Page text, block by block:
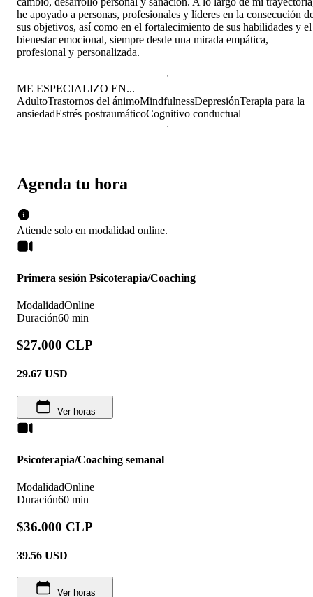
Agenda tu hora
Atiende solo en modalidad online.
Primera sesión Psicoterapia/Coaching
ModalidadOnline
Duración60 min
$27.000 CLP
29.67 USD
Ver horas
Psicoterapia/Coaching semanal
ModalidadOnline
Duración60 min
$36.000 CLP
39.56 USD
Ver horas
he apoyado a personas, profesionales y líderes en la consecución
sus objetivos, así como en el fortalecimiento de sus habilidades y el
bienestar emocional, siempre desde una mirada empática,
profesional y personalizada.
ME ESPECIALIZO EN...
AdultoTrastornos del ánimoMindfulnessDepresiónTerapia para la
ansiedadEstrés postraumáticoCognitivo conductual